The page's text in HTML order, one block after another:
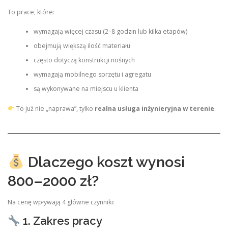
To prace, które:
wymagają więcej czasu (2–8 godzin lub kilka etapów)
obejmują większą ilość materiału
często dotyczą konstrukcji nośnych
wymagają mobilnego sprzętu i agregatu
są wykonywane na miejscu u klienta
To już nie „naprawa”, tylko realna usługa inżynieryjna w terenie.
Dlaczego koszt wynosi
800–2000 zł?
Na cenę wpływają 4 główne czynniki:
1. Zakres pracy